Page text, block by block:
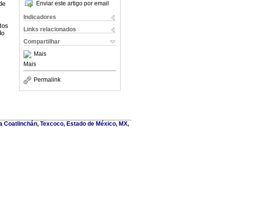
Enviar este artigo por email
Indicadores
Links relacionados
Compartilhar
Mais
Mais
Permalink
Texcoco, Estado de México, MX,